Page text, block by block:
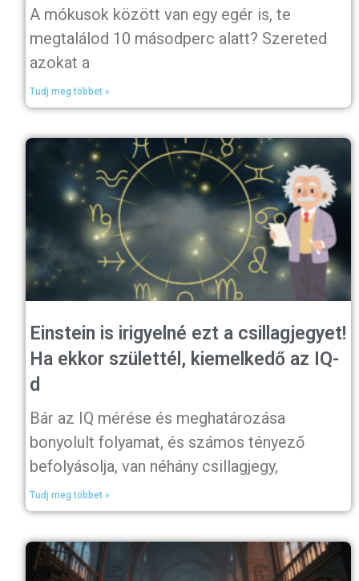
A mókusok között van egy egér is, te
megtalálod 10 másodperc alatt? Szereted
azokat a
Tudj meg többet »
Einstein is irigyelné ezt a csillagjegyet!
Ha ekkor születtél, kiemelkedő az IQ-
d
Bár az IQ mérése és meghatározása
bonyolult folyamat, és számos tényező
befolyásolja, van néhány csillagjegy,
Tudj meg többet »